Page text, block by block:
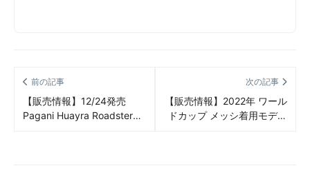
前の記事
【販売情報】12/24発売
Pagani Huayra Roadster
次の記事
【販売情報】2022年 ワール
ドカップ メッシ着用モデル